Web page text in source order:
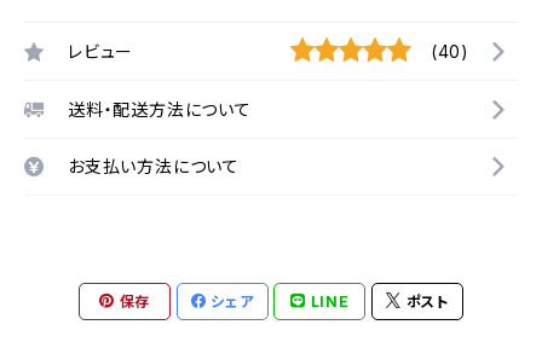
レビュー (40)
送料・配送方法について
お支払い方法について
保存 シェア LINE ポスト